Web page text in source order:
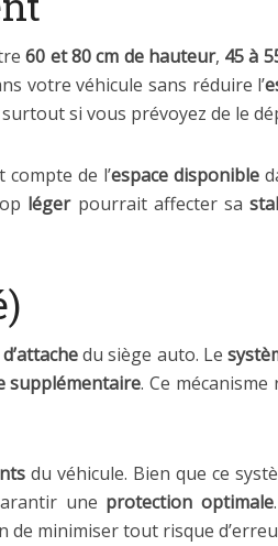
60 et 80 cm de hauteur, 45 à
votre véhicule sans réduire l’
si vous prévoyez de le
de l’espace disponible
légerpourrait affecter sa
du siège auto. Le
supplémentaire. Ce
du véhicule. Bien que ce
une protection optimale
de minimiser tout risque